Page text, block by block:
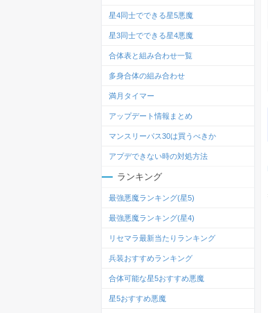
星4同士でできる星5悪魔
星3同士でできる星4悪魔
合体表と組み合わせ一覧
多身合体の組み合わせ
満月タイマー
アップデート情報まとめ
マンスリーパス30は買うべきか
アプデできない時の対処方法
ランキング
最強悪魔ランキング(星5)
最強悪魔ランキング(星4)
リセマラ最新当たりランキング
兵装おすすめランキング
合体可能な星5おすすめ悪魔
星5おすすめ悪魔